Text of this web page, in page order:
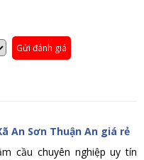
Gửi đánh giá
An Sơn Thuận An giá rẻ
cầu chuyên nghiệp uy tín